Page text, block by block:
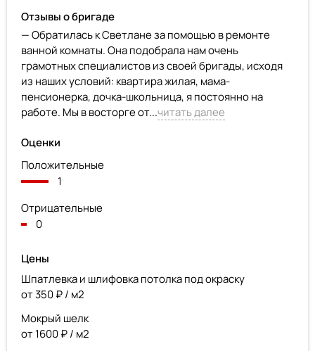
Отзывы о бригаде
— Обратилась к Светлане за помощью в ремонте
ванной комнаты. Она подобрала нам очень
грамотных специалистов из своей бригады, исходя
из наших условий: квартира жилая, мама-
пенсионерка, дочка-школьница, я постоянно на
работе. Мы в восторге от...читать далее
Оценки
Положительные
1
Отрицательные
0
Цены
Шпатлевка и шлифовка потолка под окраску
от 350 ₽ / м2
Мокрый шелк
от 1600 ₽ / м2